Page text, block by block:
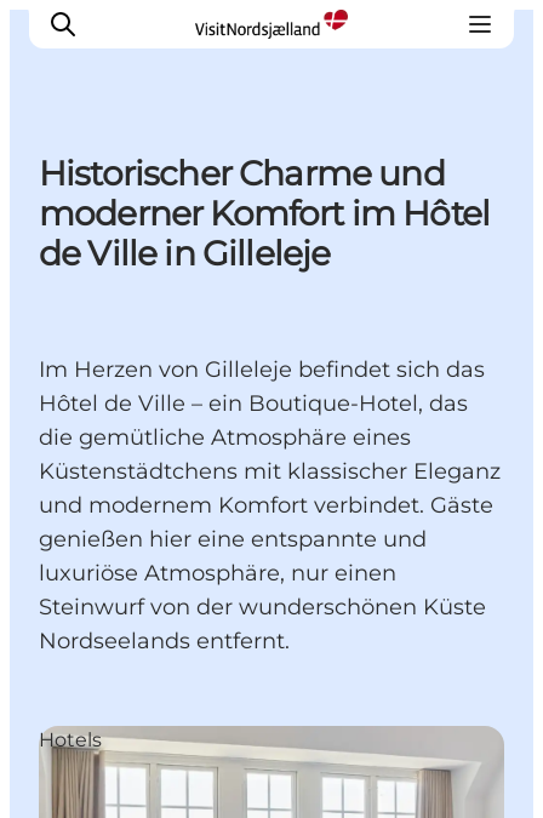
Highlights
Erlebnisse
Geschmack
Reiseplanung
Historischer Charme und
moderner Komfort im Hôtel
de Ville in Gilleleje
Im Herzen von Gilleleje befindet sich das
Hôtel de Ville – ein Boutique-Hotel, das
die gemütliche Atmosphäre eines
Küstenstädtchens mit klassischer Eleganz
und modernem Komfort verbindet. Gäste
genießen hier eine entspannte und
luxuriöse Atmosphäre, nur einen
Steinwurf von der wunderschönen Küste
Nordseelands entfernt.
Hotels